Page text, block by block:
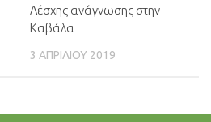
Λέσχης ανάγνωσης στην
Καβάλα
3 ΑΠΡΙΛΊΟΥ 2019